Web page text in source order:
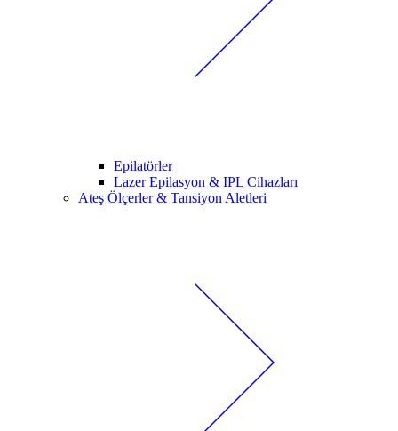
Epilatörler
Lazer Epilasyon & IPL Cihazları
Ateş Ölçerler & Tansiyon Aletleri